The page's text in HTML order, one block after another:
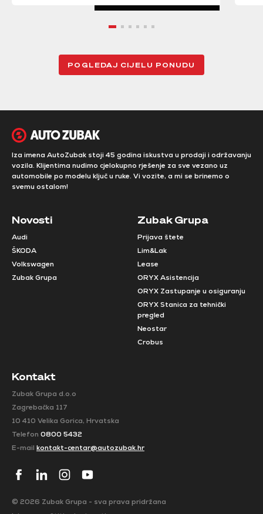
POGLEDAJ CIJELU PONUDU
Iza imena AutoZubak stoji 45 godina iskustva u prodaji i održavanju
vozila. Klijentima nudimo cjelokupno rješenje za sve vezano uz
automobile po modelu ključ u ruke. Vi vozite, a mi se brinemo o
svemu ostalom!
Novosti
Audi
ŠKODA
Volkswagen
Zubak Grupa
Zubak Grupa
Prijava štete
Lim&Lak
Lease
ORYX Asistencija
ORYX Zastupanje u osiguranju
ORYX Stanica za tehnički
pregled
Neostar
Crobus
Kontakt
Zubak Grupa d.o.o
Zagrebačka 117
10 410 Velika Gorica, Hrvatska
Telefon 0800 5432
E-mail kontakt-centar@autozubak.hr
© 2026 Zubak Grupa - sva prava pridržana